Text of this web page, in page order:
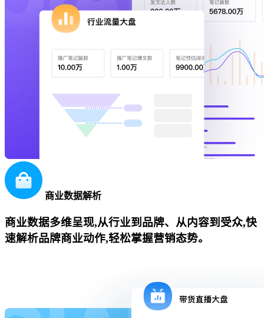
商业数据解析
商业数据多维呈现,从行业到品牌、从内容到受众,快
速解析品牌商业动作,轻松掌握营销态势。